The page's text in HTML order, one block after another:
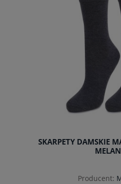
SKARPETY DAMSKIE
Producent: